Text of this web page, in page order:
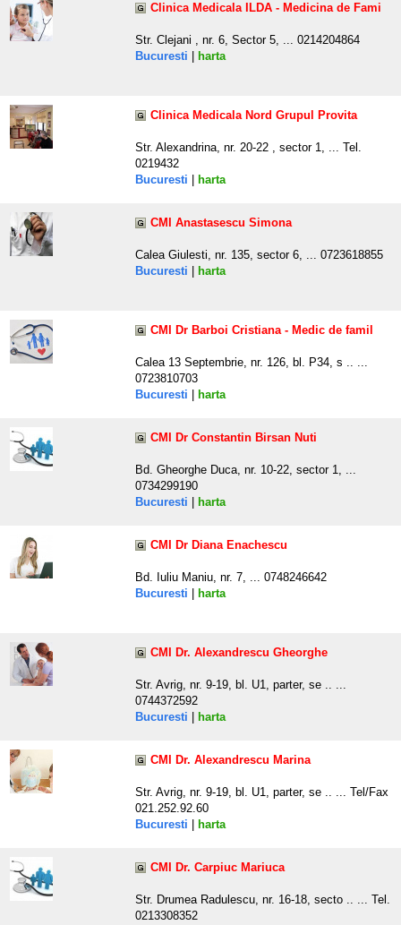
Clinica Medicala ILDA - Medicina de Fami
Str. Clejani , nr. 6, Sector 5, ... 0214204864
Bucuresti
harta
Clinica Medicala Nord Grupul Provita
Str. Alexandrina, nr. 20-22 , sector 1, ... Tel.
0219432
Bucuresti
harta
CMI Anastasescu Simona
Calea Giulesti, nr. 135, sector 6, ... 0723618855
Bucuresti
harta
CMI Dr Barboi Cristiana - Medic de famil
Calea 13 Septembrie, nr. 126, bl. P34, s .. ...
0723810703
Bucuresti
harta
CMI Dr Constantin Birsan Nuti
Bd. Gheorghe Duca, nr. 10-22, sector 1, ...
0734299190
Bucuresti
harta
CMI Dr Diana Enachescu
Bd. Iuliu Maniu, nr. 7, ... 0748246642
Bucuresti
harta
CMI Dr. Alexandrescu Gheorghe
Str. Avrig, nr. 9-19, bl. U1, parter, se .. ...
0744372592
Bucuresti
harta
CMI Dr. Alexandrescu Marina
Str. Avrig, nr. 9-19, bl. U1, parter, se .. ... Tel/Fax
021.252.92.60
Bucuresti
harta
CMI Dr. Carpiuc Mariuca
Str. Drumea Radulescu, nr. 16-18, secto .. ... Tel.
0213308352